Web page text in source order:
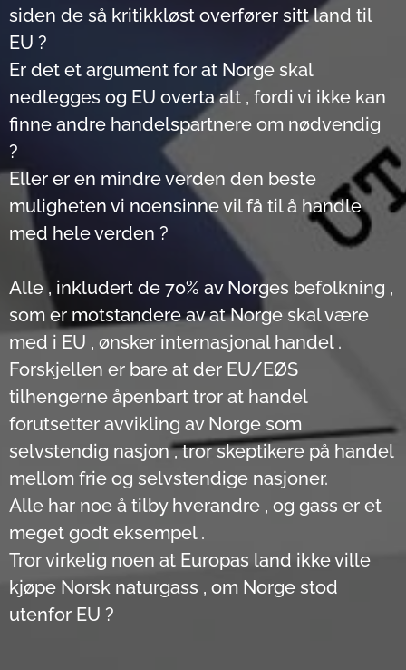
siden de så kritikkløst overfører sitt land til
EU ?
Er det et argument for at Norge skal
nedlegges og EU overta alt , fordi vi ikke kan
finne andre handelspartnere om nødvendig
?
Eller er en mindre verden den beste
muligheten vi noensinne vil få til å handle
med hele verden ?
Alle , inkludert de 70% av Norges befolkning ,
som er motstandere av at Norge skal være
med i EU , ønsker internasjonal handel .
Forskjellen er bare at der EU/EØS
tilhengerne åpenbart tror at handel
forutsetter avvikling av Norge som
selvstendig nasjon , tror skeptikere på handel
mellom frie og selvstendige nasjoner.
Alle har noe å tilby hverandre , og gass er et
meget godt eksempel .
Tror virkelig noen at Europas land ikke ville
kjøpe Norsk naturgass , om Norge stod
utenfor EU ?